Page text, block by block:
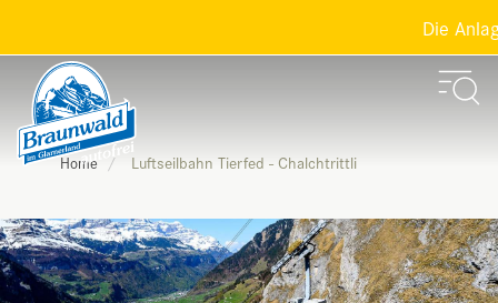
Die
Home Luftseilbahn Tierfed - Chalchtrittli